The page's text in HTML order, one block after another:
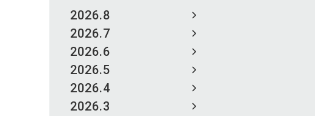
2026.8
2026.7
2026.6
2026.5
2026.4
2026.3